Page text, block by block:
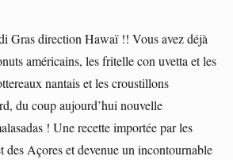
Gras direction Hawaï !! Vous avez déjà
américains, les fritelle con uvetta et les
nantais et les croustillons
du coup aujourd’hui nouvelle
! Une recette importée par les
des Açores et devenue un incontournable